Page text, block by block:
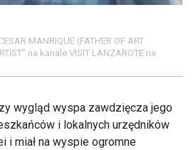
MANRIQUE (FATHER OF ART
na kanale VISIT LANZAROTE na
wygląd wyspa zawdzięcza jego
i lokalnych urzędników
i miał na wyspie ogromne